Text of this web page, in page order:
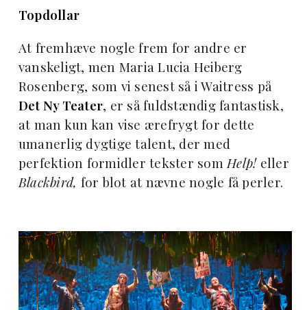
Topdollar
At fremhæve nogle frem for andre er
vanskeligt, men Maria Lucia Heiberg
Rosenberg, som vi senest så i Waitress på
Det Ny Teater, er så fuldstændig fantastisk,
at man kun kan vise ærefrygt for dette
umanerlig dygtige talent, der med
perfektion formidler tekster som Help!eller
Blackbird, for blot at nævne nogle få perler.